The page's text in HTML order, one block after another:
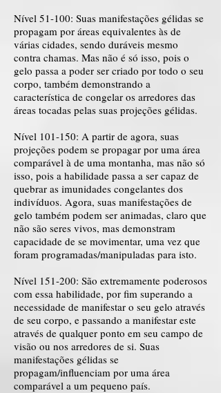
Nível 51-100: Suas manifestações gélidas se
propagam por áreas equivalentes às de
várias cidades, sendo duráveis mesmo
contra chamas. Mas não é só isso, pois o
gelo passa a poder ser criado por todo o seu
corpo, também demonstrando a
característica de congelar os arredores das
áreas tocadas pelas suas projeções gélidas.
Nível 101-150: A partir de agora, suas
projeções podem se propagar por uma área
comparável à de uma montanha, mas não só
isso, pois a habilidade passa a ser capaz de
quebrar as imunidades congelantes dos
indivíduos. Agora, suas manifestações de
gelo também podem ser animadas, claro que
não são seres vivos, mas demonstram
capacidade de se movimentar, uma vez que
foram programadas/manipuladas para isto.
Nível 151-200: São extremamente poderosos
com essa habilidade, por fim superando a
necessidade de manifestar o seu gelo através
de seu corpo, e passando a manifestar este
através de qualquer ponto em seu campo de
visão ou nos arredores de si. Suas
manifestações gélidas se
propagam/influenciam por uma área
comparável a um pequeno país.